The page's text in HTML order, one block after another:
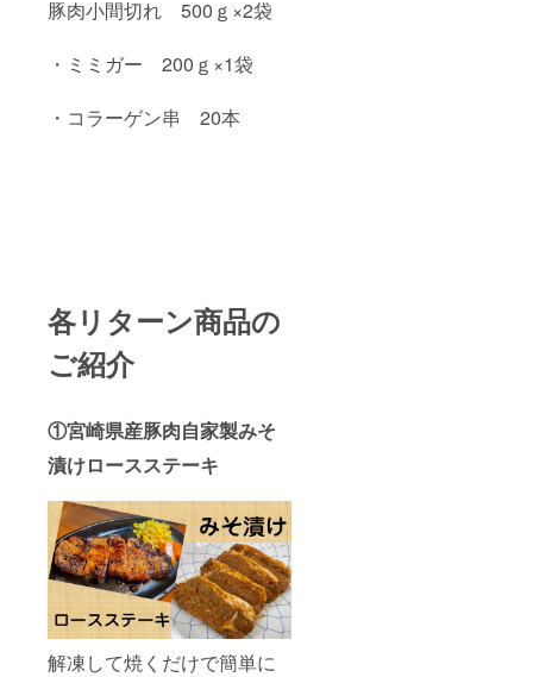
豚肉小間切れ 500ｇ×2袋
・ミミガー 200ｇ×1袋
・コラーゲン串 20本
各リターン商品の
ご紹介
①宮崎県産豚肉自家製みそ
漬けロースステーキ
解凍して焼くだけで簡単に